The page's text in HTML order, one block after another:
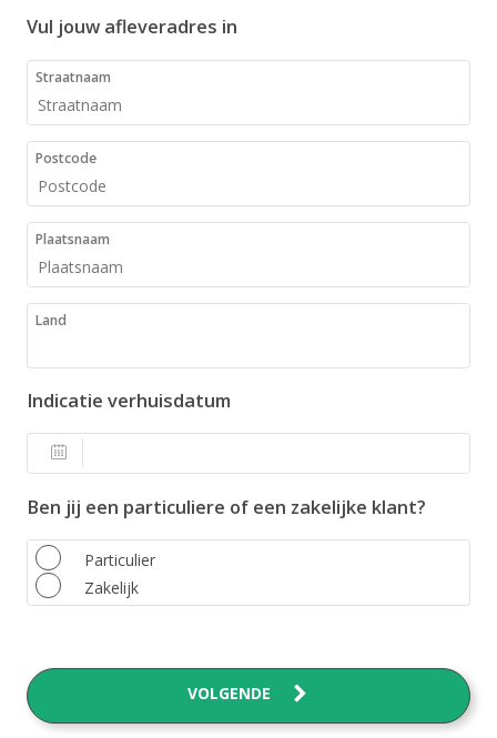
Vul jouw afleveradres in
Straatnaam
Postcode
Plaatsnaam
Land
Indicatie verhuisdatum
Ben jij een particuliere of een zakelijke klant?
Particulier
Zakelijk
VOLGENDE